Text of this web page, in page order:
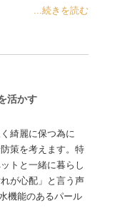
...続きを読む
活かす
綺麗に保つ為に
策を考えます。特
トと一緒に暮らし
が心配」と言う声
機能のあるパール